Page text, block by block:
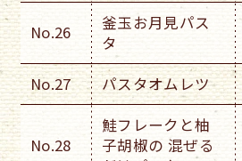
No.26
釜玉お月見パス
タ
No.27 パスタオムレツ
No.28
鮭フレークと柚
子胡椒の 混ぜる